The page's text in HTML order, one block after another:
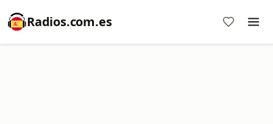
Radios.com.es